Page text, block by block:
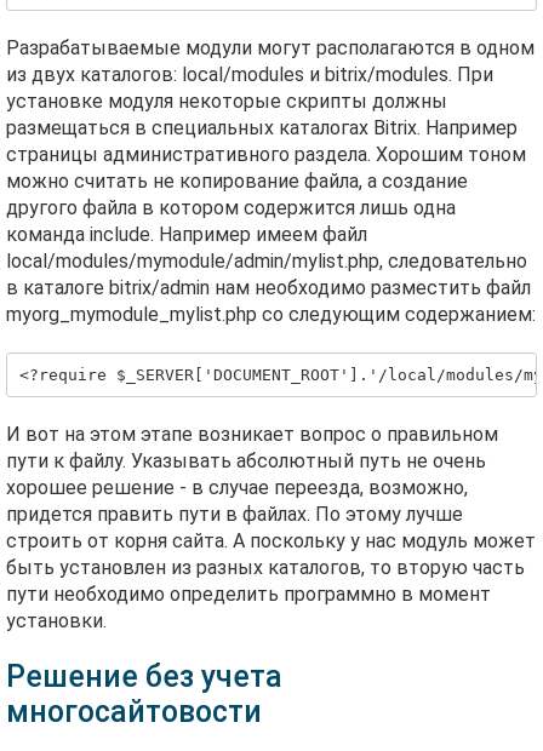
Разрабатываемые модули могут располагаются в одном
из двух каталогов: local/modules и bitrix/modules. При
установке модуля некоторые скрипты должны
размещаться в специальных каталогах Bitrix. Например
страницы административного раздела. Хорошим тоном
можно считать не копирование файла, а создание
другого файла в котором содержится лишь одна
команда include. Например имеем файл
local/modules/mymodule/admin/mylist.php, следовательно
в каталоге bitrix/admin нам необходимо разместить файл
myorg_mymodule_mylist.php со следующим содержанием:
И вот на этом этапе возникает вопрос о правильном
пути к файлу. Указывать абсолютный путь не очень
хорошее решение - в случае переезда, возможно,
придется править пути в файлах. По этому лучше
строить от корня сайта. А поскольку у нас модуль может
быть установлен из разных каталогов, то вторую часть
пути необходимо определить программно в момент
установки.
Решение без учета
многосайтовости